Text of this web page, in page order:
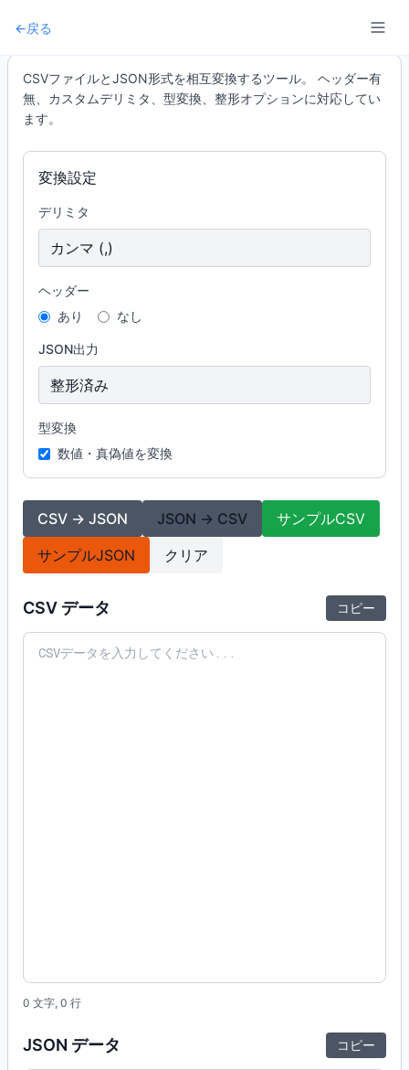
←戻る
CSVファイルとJSON形式を相互変換するツール。 ヘッダー有
無、カスタムデリミタ、型変換、整形オプションに対応してい
ます。
変換設定
デリミタ
ヘッダー
あり
なし
JSON出力
型変換
数値・真偽値を変換
CSV → JSON JSON → CSV
サンプルCSV
サンプルJSON
クリア
CSV データ コピー
0 文字, 0 行
JSON データ コピー